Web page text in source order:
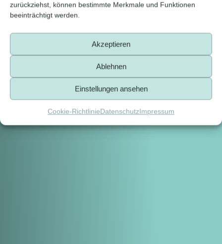
zurückziehst, können bestimmte Merkmale und Funktionen
beeinträchtigt werden.
Akzeptieren
Ablehnen
Einstellungen ansehen
Cookie-RichtlinieDatenschutzImpressum